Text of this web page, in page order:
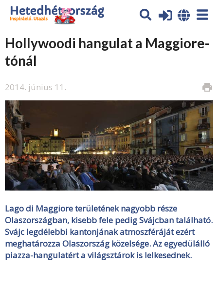
Hollywoodi hangulat a Maggiore-
tónál
2014. június 11. print
Lago di Maggiore területének nagyobb része
Olaszországban, kisebb fele pedig Svájcban található.
Svájc legdélebbi kantonjának atmoszféráját ezért
meghatározza Olaszország közelsége. Az egyedülálló
piazza-hangulatért a világsztárok is lelkesednek.